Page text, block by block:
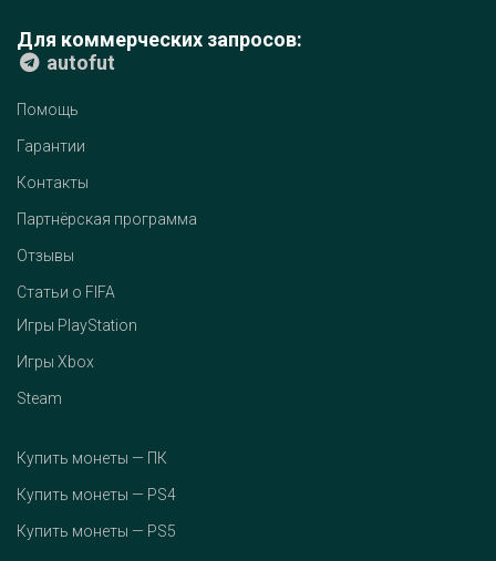
Для коммерческих запросов:
autofut
Помощь
Гарантии
Контакты
Партнёрская программа
Отзывы
Статьи о FIFA
Игры PlayStation
Игры Xbox
Steam
Купить монеты — ПК
Купить монеты — PS4
Купить монеты — PS5